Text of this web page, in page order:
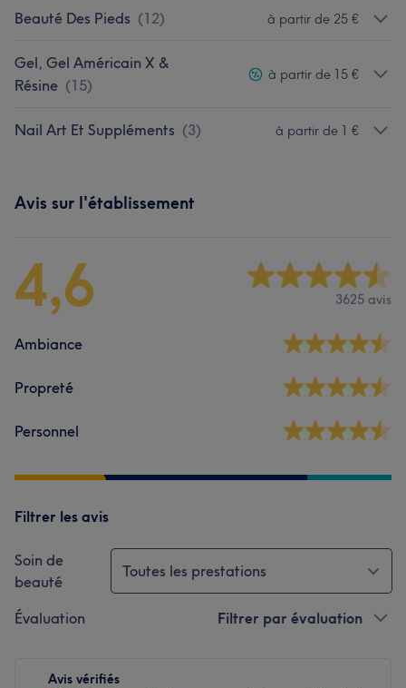
Beauté Des Pieds (12) à partir de 25 €
Gel, Gel Américain X &
Résine (15)
à partir de 15 €
Nail Art Et Suppléments (3) à partir de 1 €
Avis sur l'établissement
4,6 3625 avis
Ambiance
Propreté
Personnel
Filtrer les avis
Soin de
beauté
Toutes les prestations
Évaluation Filtrer par évaluation
Avis vérifiés